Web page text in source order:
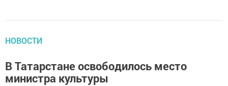
НОВОСТИ
В Татарстане освободилось место
министра культуры